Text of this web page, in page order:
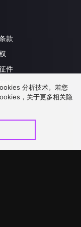
款
件
談
分析技术。若您
，关于更多相关隐